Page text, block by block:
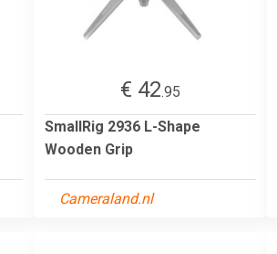
€ 42.95
SmallRig 2936 L-Shape
Wooden Grip
Cameraland.nl